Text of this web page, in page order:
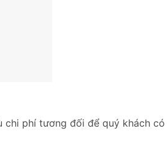
phí tương đối để quý khách có